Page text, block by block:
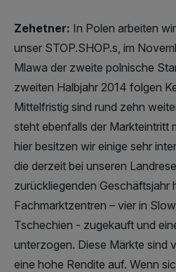
Zehetner: In Polen arbeiten
unser STOP.SHOP.s, im
Mlawa der zweite polnische
zweiten Halbjahr 2014 folgen
Mittelfristig sind rund zehn
steht ebenfalls der Markteintritt
hier besitzen wir einige sehr
die derzeit bei unseren
zurückliegenden Geschäftsjahr
Fachmarktzentren – vier in
Tschechien - zugekauft und
unterzogen. Diese Märkte sind
eine hohe Rendite auf. Wenn